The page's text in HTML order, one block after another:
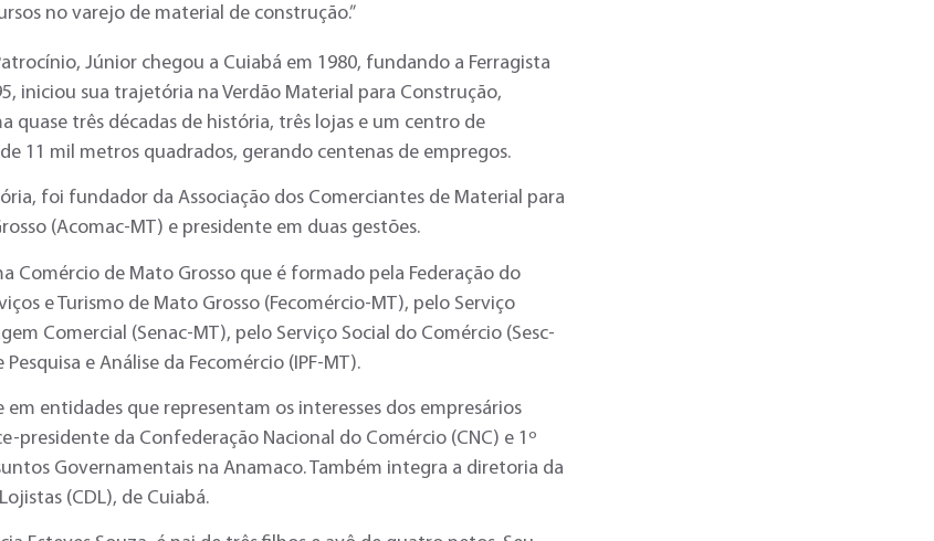
no varejo de material de construção.”
Júnior chegou a Cuiabá em 1980, fundando a Ferragista
iniciou sua trajetória na Verdão Material para Construção,
quase três décadas de história, três lojas e um centro de
11 mil metros quadrados, gerando centenas de empregos.
foi fundador da Associação dos Comerciantes de Material para
(Acomac-MT) e presidente em duas gestões.
Comércio de Mato Grosso que é formado pela Federação do
e Turismo de Mato Grosso (Fecomércio-MT), pelo Serviço
Comercial (Senac-MT), pelo Serviço Social do Comércio (Sesc-
e Análise da Fecomércio (IPF-MT).
entidades que representam os interesses dos empresários
presidente da Confederação Nacional do Comércio (CNC) e 1º
Governamentais na Anamaco. Também integra a diretoria da
(CDL), de Cuiabá.